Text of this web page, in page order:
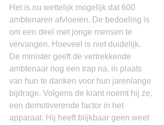
Het is nu wettelijk mogelijk dat 600
ambtenaren afvloeien. De bedoeling is
om een deel met jonge mensen te
vervangen. Hoeveel is niet duidelijk.
De minister geeft de vertrekkende
ambtenaar nog een trap na, in plaats
van hun te danken voor hun jarenlange
bijdrage. Volgens de krant noemt hij ze,
een demotiverende factor in het
apparaat. Hij heeft blijkbaar geen weet